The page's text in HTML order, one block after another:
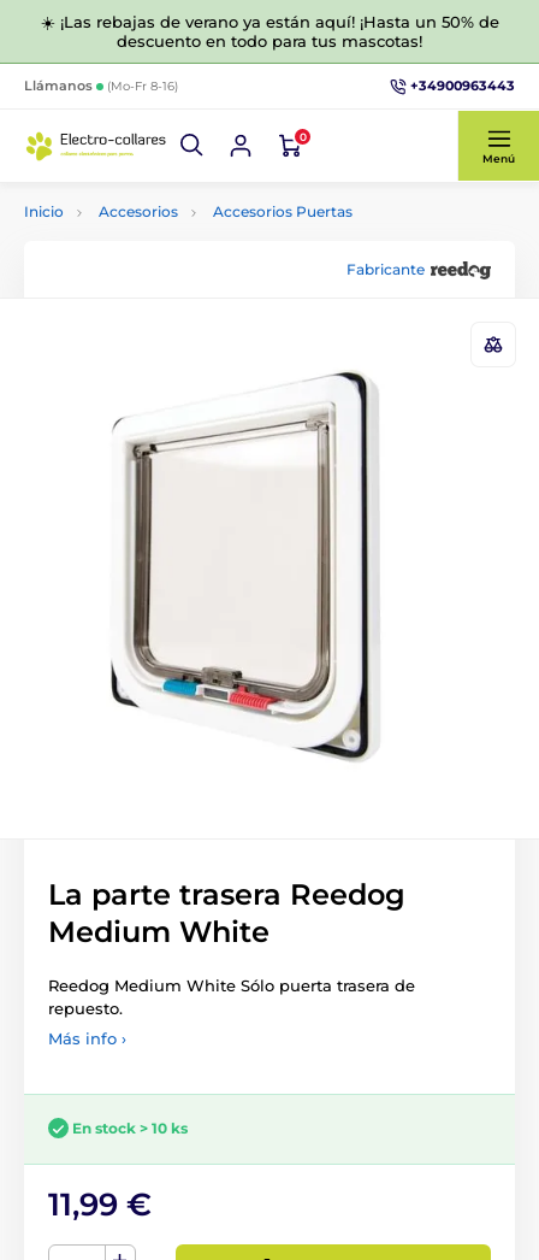
☀️ ¡Las rebajas de verano ya están aquí! ¡Hasta un 50% de
descuento en todo para tus mascotas!
Llámanos (Mo-Fr 8-16) +34900963443
0
Menú
Inicio Accesorios Accesorios Puertas
Fabricante
La parte trasera Reedog
Medium White
Reedog Medium White Sólo puerta trasera de
repuesto.
Más info ›
En stock > 10 ks
11,99 €